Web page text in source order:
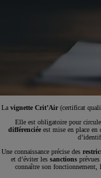
La vignette Crit’Air(certificat
Elle est obligatoire pour
différenciéeest mise en place en
Une connaissance précise des
et d’éviter les sanctionsprévues
connaître son fonctionnement,